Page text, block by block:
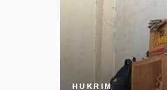
HUKRIM